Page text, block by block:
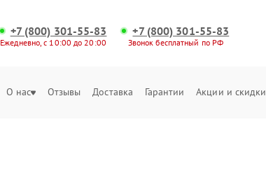
+7 (800) 301-55-83
Ежедневно, с 10:00 до 20:00
+7 (800) 301-55-83
Звонок бесплатный по РФ
О нас Отзывы Доставка Гарантии Акции и скидки